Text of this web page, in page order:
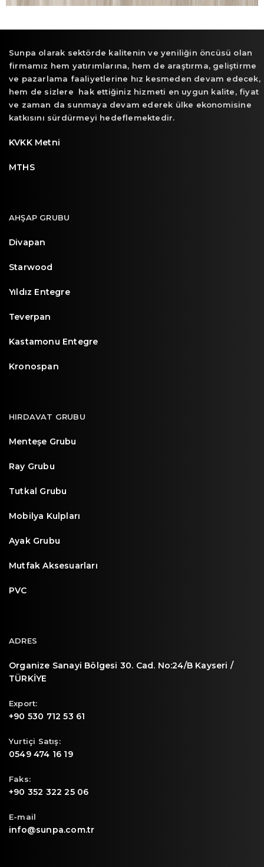
Sunpa olarak sektörde kalitenin ve yeniliğin öncüsü olan
firmamız hem yatırımlarına, hem de araştırma, geliştirme
ve pazarlama faaliyetlerine hız kesmeden devam edecek,
hem de sizlere hak ettiğiniz hizmeti en uygun kalite, fiyat
ve zaman da sunmaya devam ederek ülke ekonomisine
katkısını sürdürmeyi hedeflemektedir.
KVKK Metni
MTHS
AHŞAP GRUBU
Divapan
Starwood
Yıldız Entegre
Teverpan
Kastamonu Entegre
Kronospan
HIRDAVAT GRUBU
Menteşe Grubu
Ray Grubu
Tutkal Grubu
Mobilya Kulpları
Ayak Grubu
Mutfak Aksesuarları
PVC
ADRES
Organize Sanayi Bölgesi 30. Cad. No:24/B Kayseri /
TÜRKİYE
Export:
+90 530 712 53 61
Yurtiçi Satış:
0549 474 16 19
Faks:
+90 352 322 25 06
E-mail
info@sunpa.com.tr